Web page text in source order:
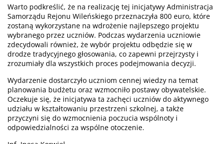
Warto podkreślić, że na realizację tej inicjatywy Administracja
Samorządu Rejonu Wileńskiego przeznaczyła 800 euro, które
zostaną wykorzystane na wdrożenie najlepszego projektu
wybranego przez uczniów. Podczas wydarzenia uczniowie
zdecydowali również, że wybór projektu odbędzie się w
drodze tradycyjnego głosowania, co zapewni przejrzysty i
zrozumiały dla wszystkich proces podejmowania decyzji.
Wydarzenie dostarczyło uczniom cennej wiedzy na temat
planowania budżetu oraz wzmocniło postawy obywatelskie.
Oczekuje się, że inicjatywa ta zachęci uczniów do aktywnego
udziału w kształtowaniu przestrzeni szkolnej, a także
przyczyni się do wzmocnienia poczucia wspólnoty i
odpowiedzialności za wspólne otoczenie.